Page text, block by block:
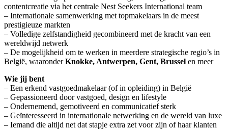
contentcreatie via het centrale Nest Seekers International team
– Internationale samenwerking met topmakelaars in de meest
prestigieuze markten
– Volledige zelfstandigheid gecombineerd met de kracht van een
wereldwijd netwerk
– De mogelijkheid om te werken in meerdere strategische regio’s in
België, waaronderKnokke, Antwerpen, Gent, Brussel en meer
Wie jij bent
– Een erkend vastgoedmakelaar (of in opleiding) in België
– Gepassioneerd door vastgoed, design en lifestyle
– Ondernemend, gemotiveerd en communicatief sterk
– Geïnteresseerd in internationale netwerking en de wereld van luxe
– Iemand die altijd net dat stapje extra zet voor zijn of haar klanten